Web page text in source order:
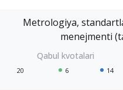
Metrologiya,
menejmenti
20 6 14